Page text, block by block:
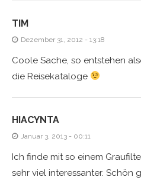
TIM
Dezember 31, 2012 - 13:18
Coole Sache, so entstehen
die Reisekataloge
HIACYNTA
Januar 3, 2013 - 00:11
Ich finde mit so einem
sehr viel interessanter. Schön